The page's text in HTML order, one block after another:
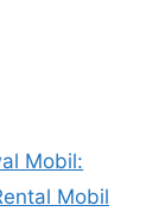
Mobil:
Mobil